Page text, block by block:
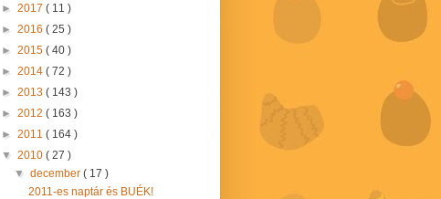
► 2017 ( 11 )
► 2016 ( 25 )
► 2015 ( 40 )
► 2014 ( 72 )
► 2013 ( 143 )
► 2012 ( 163 )
► 2011 ( 164 )
▼ 2010 ( 27 )
▼december( 17 )
2011-es naptár és BUÉK!